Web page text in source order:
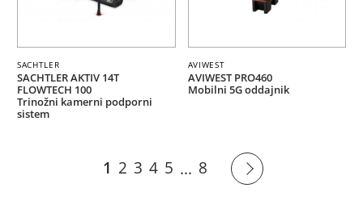
SACHTLER
SACHTLER AKTIV 14T
FLOWTECH 100
Trinožni kamerni podporni
sistem
AVIWEST
AVIWEST PRO460
Mobilni 5G oddajnik
1 2 3 4 5 ... 8